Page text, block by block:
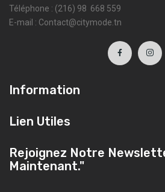
Téléphone : (216) 98 668 559
E-mail : Contact@citymode.tn
Information
Lien Utiles
Rejoignez Notre
Maintenant."